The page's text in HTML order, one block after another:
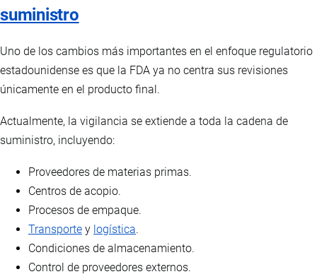
suministro
Uno de los cambios más importantes en el enfoque regulatorio
estadounidense es que la FDA ya no centra sus revisiones
únicamente en el producto final.
Actualmente, la vigilancia se extiende a toda la cadena de
suministro, incluyendo:
Proveedores de materias primas.
Centros de acopio.
Procesos de empaque.
Transporte y logística.
Condiciones de almacenamiento.
Control de proveedores externos.